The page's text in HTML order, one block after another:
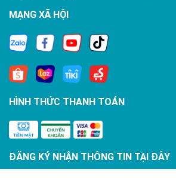
MẠNG XÃ HỘI
HÌNH THỨC THANH TOÁN
ĐĂNG KÝ NHẬN THÔNG TIN TẠI ĐÂY